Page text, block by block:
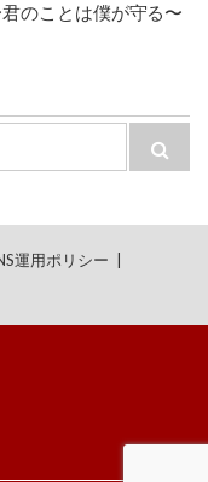
のことは僕が守る〜
索
運用ポリシー